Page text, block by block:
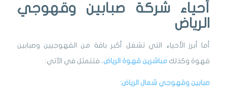
أحياء شركة صبابين وقهوجي
الرياض
أما أبرز الأحياء التي تشغل أكبر باقة من القهوجيين وصبابين
قهوة وكذلك مباشرين قهوة الرياض، فتتمثل في الآتي:
صبابين وقهوجي شمال الرياض: